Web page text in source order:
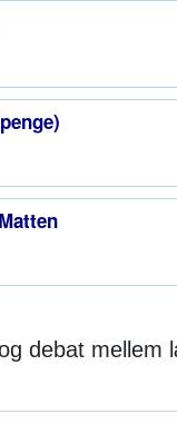
debat mellem